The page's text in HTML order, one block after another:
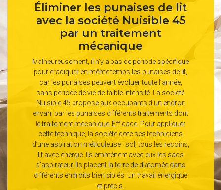
Éliminer les punaises de lit
avec la société Nuisible 45
par un traitement
mécanique
Malheureusement, il n’y a pas de période spécifique
pour éradiquer en même temps les punaises de lit,
car les punaises peuvent évoluer toute l’année,
sans période de vie de faible intensité. La société
Nuisible 45 propose aux occupants d’un endroit
envahi par les punaises différents traitements dont
le traitement mécanique. Efficace. Pour appliquer
cette technique, la société dote ses techniciens
d’une aspiration méticuleuse : sol, tous les recoins,
lit avec énergie. Ils emmènent avec eux les sacs
d’aspirateur. Ils placent la terre de diatomée dans
différents endroits bien ciblés. Un travail énergique
et précis.